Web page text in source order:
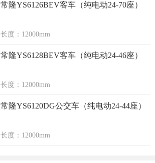
常隆YS6126BEV客车（纯电动24-70座）
长度：12000mm
常隆YS6128BEV客车（纯电动24-46座）
长度：12000mm
常隆YS6120DG公交车（纯电动24-44座）
长度：12000mm